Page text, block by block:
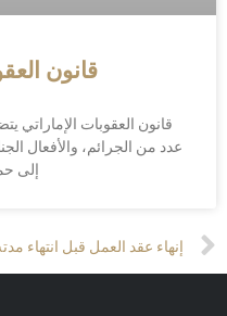
قانون
قانون العقوبات الإماراتي
عدد من الجرائم، والأفعال
إلى
Prev